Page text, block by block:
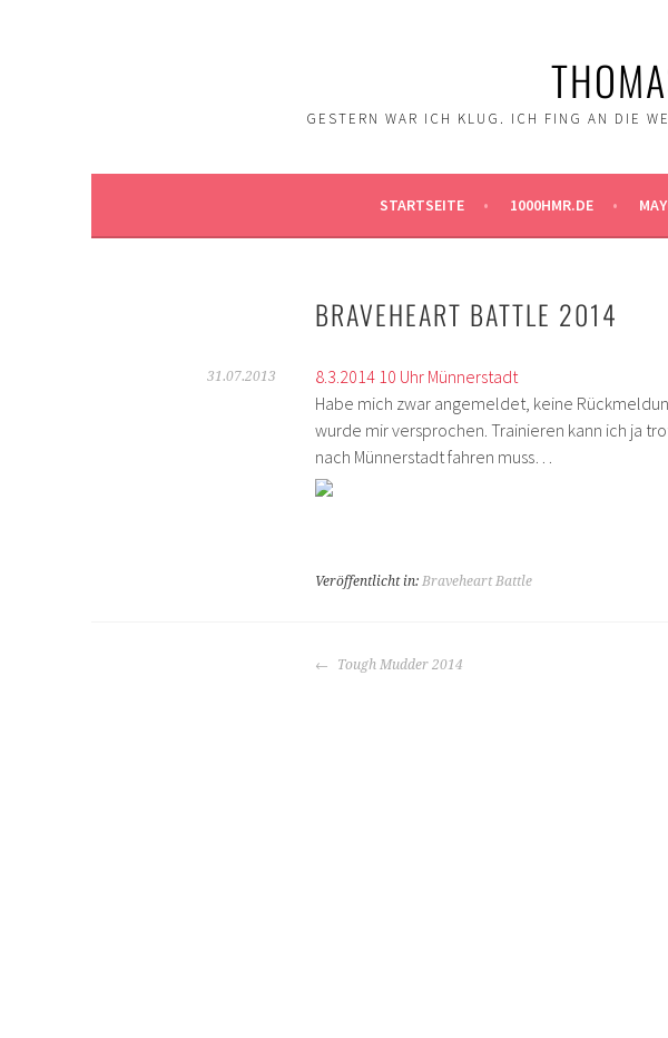
GESTERN WAR ICH KLUG. ICH FING AN DIE
STARTSEITE 1000HMR.DE
BRAVEHEART BATTLE 2014
31.07.2013
8.3.2014 10 Uhr Münnerstadt
Habe mich zwar angemeldet, keine
wurde mir versprochen. Trainieren kann ich ja
nach Münnerstadt fahren muss…
Veröffentlicht in: Braveheart Battle
BEITRAGS-
Tough Mudder 2014